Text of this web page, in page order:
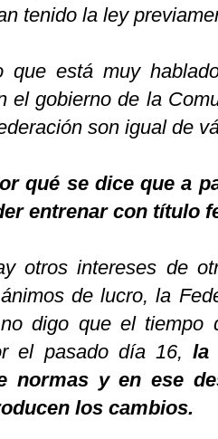
tenido la ley
que está muy
el gobierno de la
son igual de
qué se dice que a
entrenar con título
otros intereses de
de lucro, la
digo que el tiempo
el pasado día 16,la
normas y en ese
los cambios.